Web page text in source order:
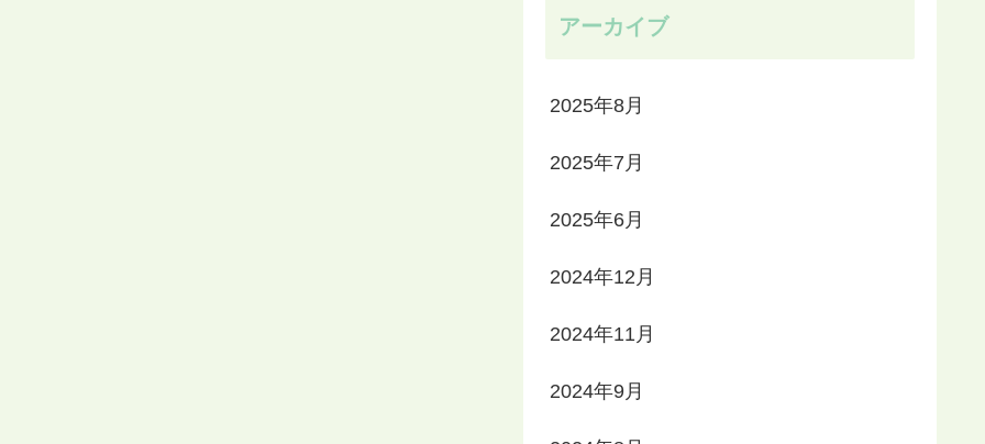
アーカイブ
2025年8月
2025年7月
2025年6月
2024年12月
2024年11月
2024年9月